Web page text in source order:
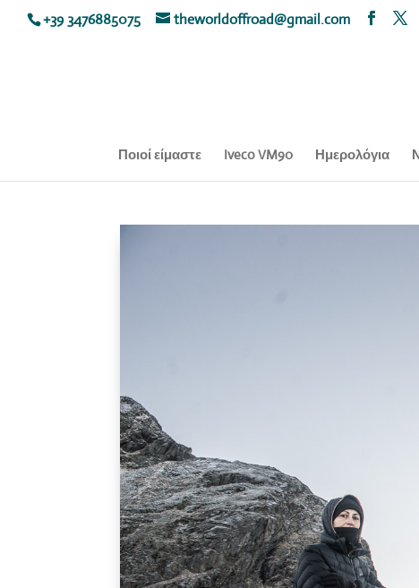
+39 3476885075 theworldoffroad@gmail.com
Ποιοί είμαστε Iveco VM90 Ημερολόγια